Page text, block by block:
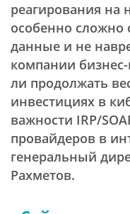
реагирования на
особенно
данные и не
компании
ли продолжать
инвестициях в
важности IRP/
провайдеров в
генеральный
Рахметов.